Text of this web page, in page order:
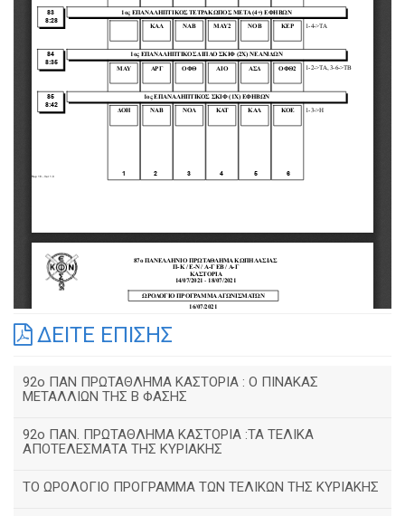
ΔΕΙΤΕ ΕΠΙΣΗΣ
92o ΠΑΝ ΠΡΩΤΑΘΛΗΜΑ ΚΑΣΤΟΡΙΑ : Ο ΠΙΝΑΚΑΣ
ΜΕΤΑΛΛΙΩΝ ΤΗΣ Β ΦΑΣΗΣ
92ο ΠΑΝ. ΠΡΩΤΑΘΛΗΜΑ ΚΑΣΤΟΡΙΑ :ΤΑ ΤΕΛΙΚΑ
ΑΠΟΤΕΛΕΣΜΑΤΑ ΤΗΣ ΚΥΡΙΑΚΗΣ
ΤΟ ΩΡΟΛΟΓΙΟ ΠΡΟΓΡΑΜΜΑ ΤΩΝ ΤΕΛΙΚΩΝ ΤΗΣ ΚΥΡΙΑΚΗΣ